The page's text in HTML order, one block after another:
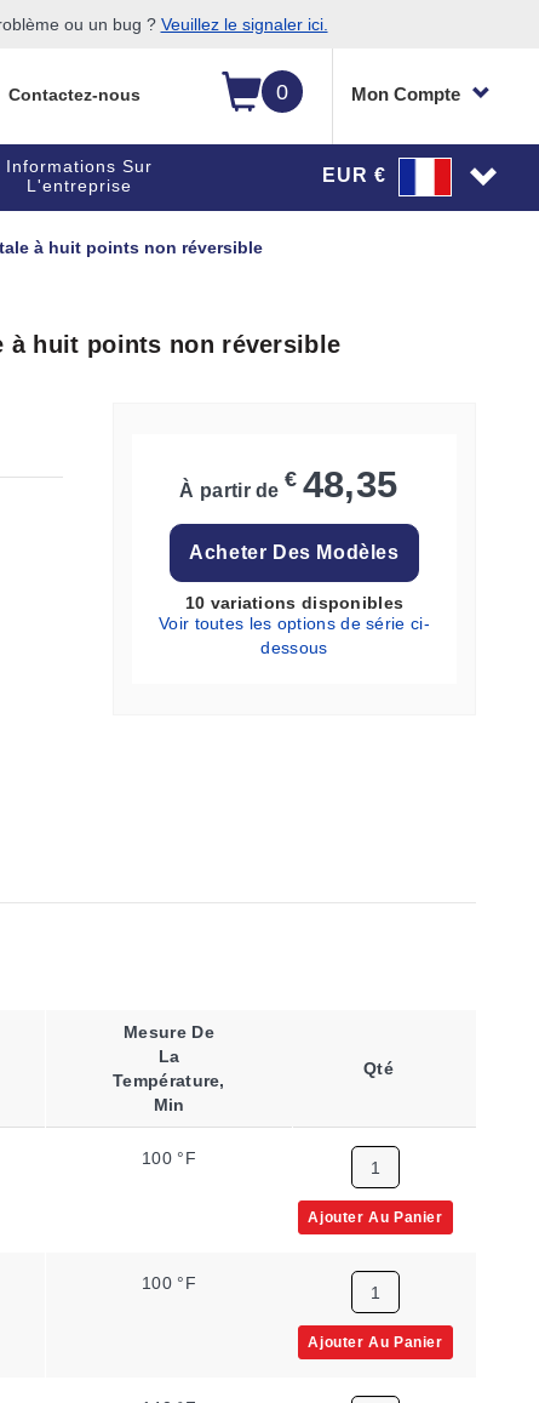
ou un bug ? Veuillez le signaler ici.
0 Mon Compte
Contactez-nous
Informations Sur
L'entreprise
EUR €
à huit points non réversible
à huit points non réversible
À partir de € 48,35
Acheter Des Modèles
10 variations disponibles
Voir toutes les options de série ci-
dessous
Mesure De
La
Température,
Min
Qté
100 °F
Ajouter Au Panier
100 °F
Ajouter Au Panier